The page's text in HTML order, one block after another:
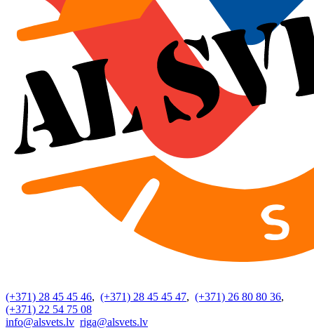
(+371) 28 45 45 46, (+371) 28 45 45 47, (+371) 26 80 80 36,
(+371) 22 54 75 08
info@alsvets.lv riga@alsvets.lv